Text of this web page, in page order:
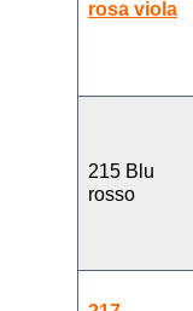
rosa viola
215 Blu
rosso